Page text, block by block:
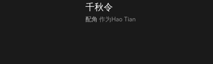
千秋令
配角 作为Hao Tian